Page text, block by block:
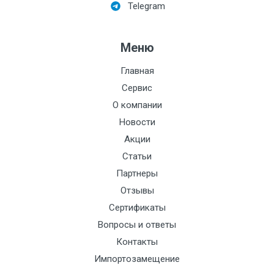
Telegram
Меню
Главная
Сервис
О компании
Новости
Акции
Статьи
Партнеры
Отзывы
Сертификаты
Вопросы и ответы
Контакты
Импортозамещение